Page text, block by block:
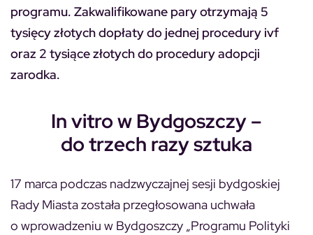
programu. Zakwalifikowane pary otrzymają 5
tysięcy złotych dopłaty do jednej procedury ivf
oraz 2 tysiące złotych do procedury adopcji
zarodka.
In vitro w Bydgoszczy –
do trzech razy sztuka
17 marca podczas nadzwyczajnej sesji bydgoskiej
Rady Miasta została przegłosowana uchwała
o wprowadzeniu w Bydgoszczy „Programu Polityki